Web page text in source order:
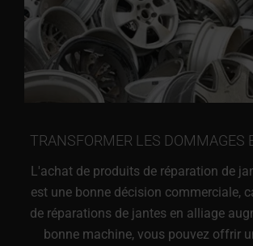
TRANSFORMER LES DOMMAGES
L'achat de produits de réparation de
est une bonne décision commerciale,
de réparations de jantes en alliage
bonne machine, vous pouvez offrir